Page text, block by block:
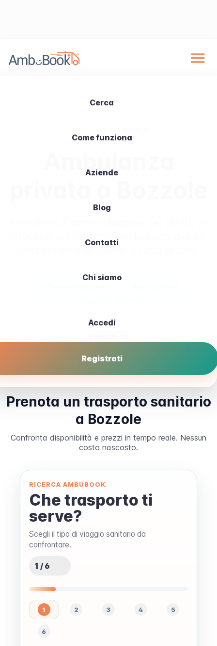
Cerca
Come funziona
Aziende
Blog
Contatti
Chi siamo
Accedi
Registrati
Ambulanza
servizio di prenotazione ambulanza digitale,
Prenota un trasporto sanitario
a Bozzole
Confronta disponibilità e prezzi in tempo reale. Nessun
costo nascosto.
RICERCA AMBUBOOK
Che trasporto ti
serve?
Scegli il tipo di viaggio sanitario da
confrontare.
1 / 6
1 2 3 4 5
6